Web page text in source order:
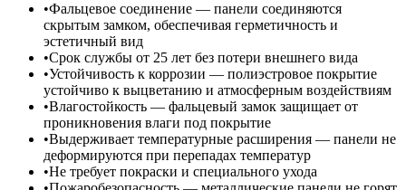
Фальцевое соединение — панели соединяются
скрытым замком, обеспечивая герметичность и
эстетичный вид
Срок службы от 25 лет без потери внешнего вида
Устойчивость к коррозии — полиэстровое покрытие
устойчиво к выцветанию и атмосферным воздействиям
Влагостойкость — фальцевый замок защищает от
проникновения влаги под покрытие
Выдерживает температурные расширения — панели не
деформируются при перепадах температур
Не требует покраски и специального ухода